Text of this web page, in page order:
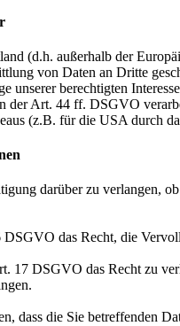
(d.h. außerhalb der
von Daten an Dritte
unserer berechtigten
der Art. 44 ff. DSGVO
(z.B. für die USA durch
darüber zu verlangen,
DSGVO das Recht, die
17 DSGVO das Recht zu
dass die Sie betreffenden